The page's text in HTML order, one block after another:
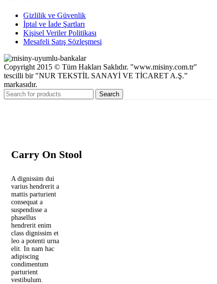
Gizlilik ve Güvenlik
İptal ve İade Şartları
Kişisel Veriler Politikası
Mesafeli Satış Sözleşmesi
Copyright 2015 © Tüm Hakları Saklıdır. "www.misiny.com.tr"
tescilli bir "NUR TEKSTİL SANAYİ VE TİCARET A.Ş.”
markasıdır.
Search
Carry On Stool
A dignissim dui
varius hendrerit a
mattis parturient
consequat a
suspendisse a
phasellus
hendrerit enim
class dignissim et
leo a potenti urna
elit. In nam hac
adipiscing
condimentum
parturient
vestibulum.